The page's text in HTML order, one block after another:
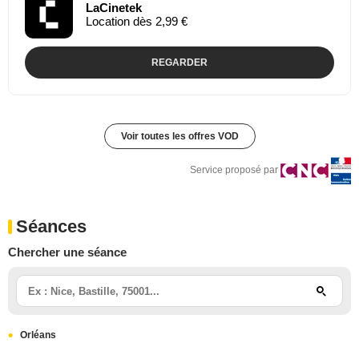
LaCinetek
Location dès 2,99 €
REGARDER
Voir toutes les offres VOD
Service proposé par
Séances
Chercher une séance
Orléans